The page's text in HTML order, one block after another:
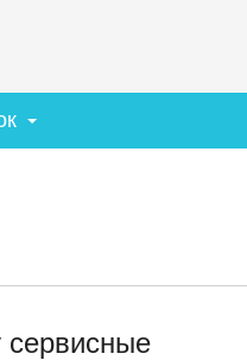
сервисные